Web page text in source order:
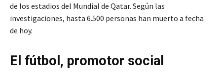
de los estadios del Mundial de Qatar. Según las
investigaciones, hasta 6.500 personas han muerto a fecha
de hoy.
El fútbol, promotor social